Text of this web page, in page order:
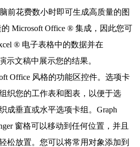
前花费数小时即可生成高质量的图
Microsoft Office ® 集成，因此您可
® 电子表格中的数据并在
示文稿中展示您的结果。
Office 风格的功能区控件。选项卡
织您的工作表和图表，以便于选
成垂直或水平选项卡组。Graph
窗格可以移动到任何位置，并且
松放置。您可以将常用对象添加到